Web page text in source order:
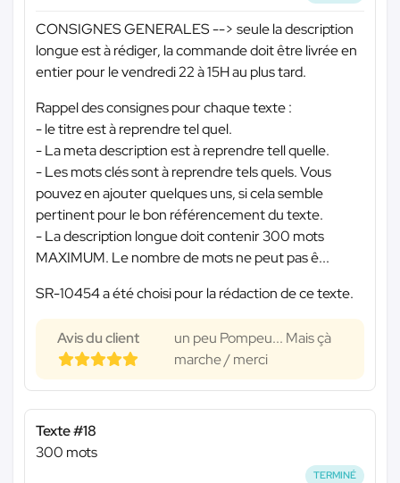
CONSIGNES GENERALES --> seule la description
longue est à rédiger, la commande doit être livrée en
entier pour le vendredi 22 à 15H au plus tard.
Rappel des consignes pour chaque texte :
- le titre est à reprendre tel quel.
- La meta description est à reprendre tell quelle.
- Les mots clés sont à reprendre tels quels. Vous
pouvez en ajouter quelques uns, si cela semble
pertinent pour le bon référencement du texte.
- La description longue doit contenir 300 mots
MAXIMUM. Le nombre de mots ne peut pas ê...
SR-10454 a été choisi pour la rédaction de ce texte.
Avis du client
un peu Pompeu... Mais çà
marche / merci
Texte #18
300 mots
TERMINÉ